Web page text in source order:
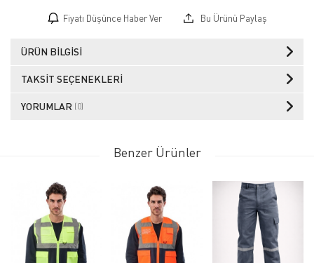
Fiyatı Düşünce Haber Ver Bu Ürünü Paylaş
ÜRÜN BILGISI
TAKSIT SEÇENEKLERI
YORUMLAR (0)
Benzer Ürünler